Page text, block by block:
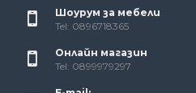
Шоурум за мебели
Tel: 0896718365
Онлайн магазин
Tel: 0899979297